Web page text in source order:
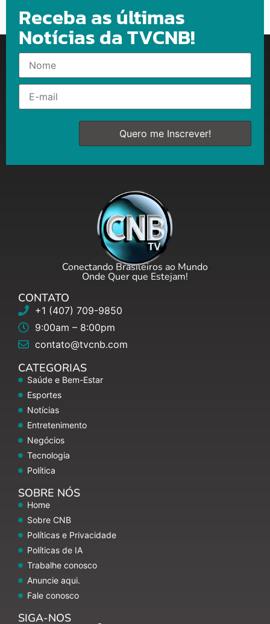
Receba as últimas
Notícias da TVCNB!
Conectando Brasileiros ao Mundo
Onde Quer que Estejam!
CONTATO
+1 (407) 709-9850
9:00am – 8:00pm
contato@tvcnb.com
CATEGORIAS
Saúde e Bem-Estar
Esportes
Notícias
Entretenimento
Negócios
Tecnologia
Política
SOBRE NÓS
Home
Sobre CNB
Políticas e Privacidade
Políticas de IA
Trabalhe conosco
Anuncie aqui.
Fale conosco
SIGA-NOS